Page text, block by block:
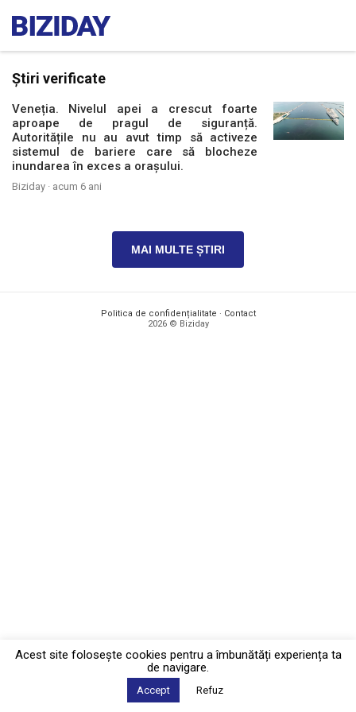
Știri verificate
Veneția. Nivelul apei a crescut foarte
aproape de pragul de siguranță.
Autoritățile nu au avut timp să activeze
sistemul de bariere care să blocheze
inundarea în exces a orașului.
Biziday · acum 6 ani
MAI MULTE ȘTIRI
Politica de confidențialitate · Contact
2026 © Biziday
Acest site foloseşte cookies pentru a îmbunătăți experiența ta
de navigare.
Accept Refuz